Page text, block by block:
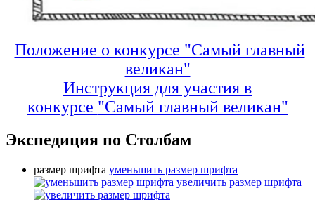
Положение о конкурсе "Самый главный
великан"
Инструкция для участия в
конкурсе "Самый главный великан"
Экспедиция по Столбам
размер шрифта уменьшить размер шрифта
увеличить размер шрифта